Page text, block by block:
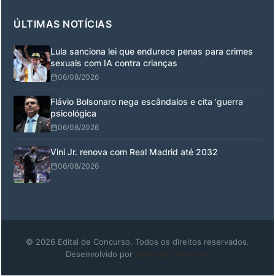
ÚLTIMAS NOTÍCIAS
Lula sanciona lei que endurece penas para crimes
sexuais com IA contra crianças
06/08/2026
Flávio Bolsonaro nega escândalos e cita ‘guerra
psicológica
06/08/2026
Vini Jr. renova com Real Madrid até 2032
06/08/2026
© 2026 Edital de Concurso. Todos os direitos reservados.
Desenvolvido por